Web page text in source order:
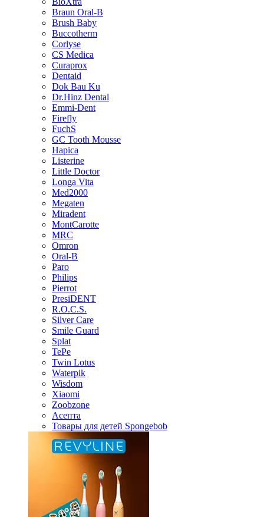
Braun Oral-B
Brush Baby
Buccotherm
Corlyse
CS Medica
Curaprox
Dentaid
Dok Bau Ku
Dr.Hinz Dental
Emmi-Dent
Firefly
FuchS
GC Tooth Mousse
Hapica
Listerine
Little Doctor
Longa Vita
Med2000
Megaten
Miradent
MontCarotte
MRC
Omron
Oral-B
Paro
Philips
Pierrot
PresiDENT
R.O.C.S.
Silver Care
Smile Guard
Splat
TePe
Twin Lotus
Waterpik
Wisdom
Xiaomi
Zoobzone
Асепта
Товары для детей Spongebob